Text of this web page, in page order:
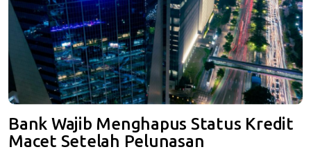
Bank Wajib Menghapus Status Kredit
Macet Setelah Pelunasan